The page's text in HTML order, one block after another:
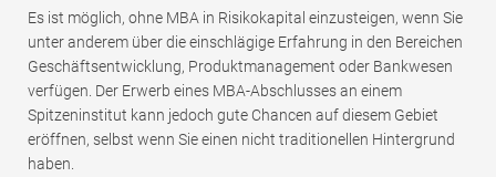
Es ist möglich, ohne MBA in Risikokapital einzusteigen, wenn Sie
unter anderem über die einschlägige Erfahrung in den Bereichen
Geschäftsentwicklung, Produktmanagement oder Bankwesen
verfügen. Der Erwerb eines MBA-Abschlusses an einem
Spitzeninstitut kann jedoch gute Chancen auf diesem Gebiet
eröffnen, selbst wenn Sie einen nicht traditionellen Hintergrund
haben.